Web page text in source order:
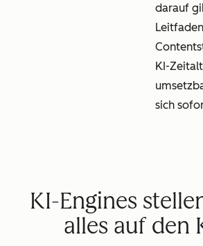
darauf
KI-
sich
KI-Engines
alles auf den